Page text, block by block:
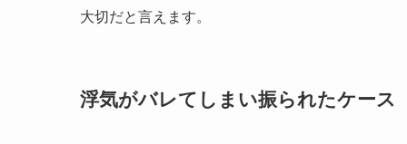
大切だと言えます。
浮気がバレてしまい振られたケース